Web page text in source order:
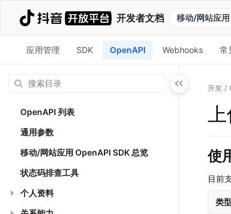
开发者文档 移动/网站应用
应用管理 SDK OpenAPI Webhooks 常
OpenAPI 列表
通用参数
移动/网站应用 OpenAPI SDK 总览
状态码排查工具
个人资料
开发 /
上
使
目前
类型